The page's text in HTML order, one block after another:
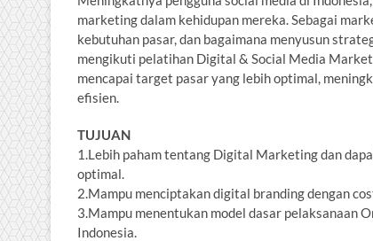
marketing dalam kehidupan mereka. Sebagai
kebutuhan pasar, dan bagaimana menyusun
mengikuti pelatihan Digital & Social Media
mencapai target pasar yang lebih optimal,
efisien.
TUJUAN
1.Lebih paham tentang Digital Marketing dan
optimal.
2.Mampu menciptakan digital branding dengan
3.Mampu menentukan model dasar pelaksanaan
Indonesia.